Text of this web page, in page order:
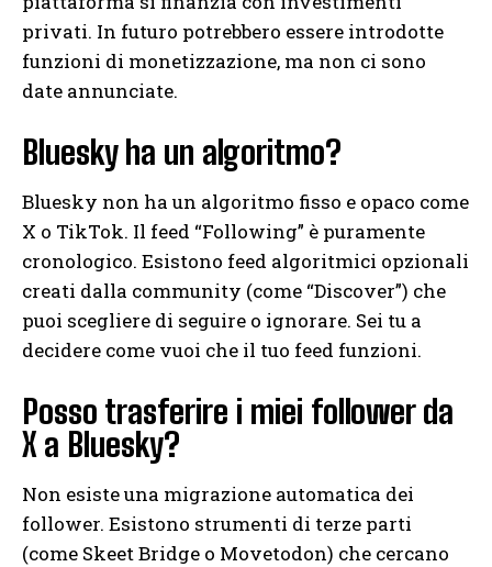
privati. In futuro potrebbero essere introdotte
funzioni di monetizzazione, ma non ci sono
date annunciate.
Bluesky ha un algoritmo?
Bluesky non ha un algoritmo fisso e opaco come
X o TikTok. Il feed “Following” è puramente
cronologico. Esistono feed algoritmici opzionali
creati dalla community (come “Discover”) che
puoi scegliere di seguire o ignorare. Sei tu a
decidere come vuoi che il tuo feed funzioni.
Posso trasferire i miei follower da
X a Bluesky?
Non esiste una migrazione automatica dei
follower. Esistono strumenti di terze parti
(come Skeet Bridge o Movetodon) che cercano